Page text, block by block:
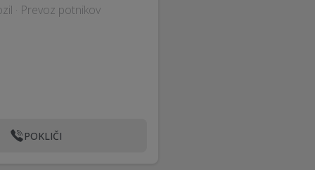
· Prevoz potnikov
POKLIČI